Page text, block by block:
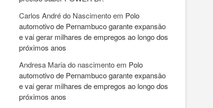
Carlos André do Nascimentoem Polo
automotivo de Pernambuco garante expansão
e vai gerar milhares de empregos ao longo dos
próximos anos
Andresa Maria do nascimentoem Polo
automotivo de Pernambuco garante expansão
e vai gerar milhares de empregos ao longo dos
próximos anos